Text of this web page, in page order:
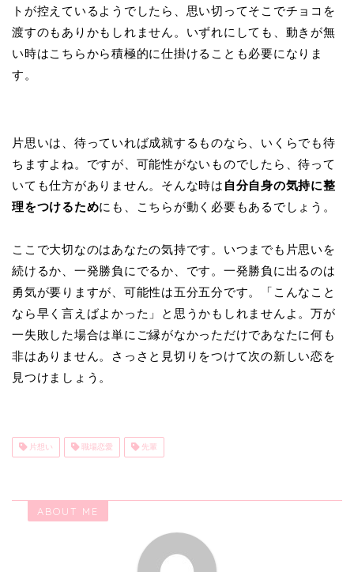
トが控えているようでしたら、思い切ってそこでチョコを
渡すのもありかもしれません。いずれにしても、動きが無
い時はこちらから積極的に仕掛けることも必要になりま
す。
片思いは、待っていれば成就するものなら、いくらでも待
ちますよね。ですが、可能性がないものでしたら、待って
いても仕方がありません。そんな時は 自分自身の気持に整
理をつけるためにも、こちらが動く必要もあるでしょう。
ここで大切なのはあなたの気持です。いつまでも片思いを
続けるか、一発勝負にでるか、です。一発勝負に出るのは
勇気が要りますが、可能性は五分五分です。「こんなこと
なら早く言えばよかった」と思うかもしれませんよ。万が
一失敗した場合は単にご縁がなかっただけであなたに何も
非はありません。さっさと見切りをつけて次の新しい恋を
見つけましょう。
片想い 職場恋愛 先輩
ABOUT ME